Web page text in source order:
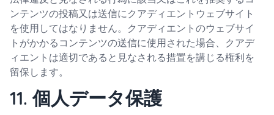
ンテンツの投稿又は送信にクアディエントウェブサイト
を使用してはなりません。クアディエントのウェブサイ
トがかかるコンテンツの送信に使用された場合、クアデ
ィエントは適切であると見なされる措置を講じる権利を
留保します。
11. 個人データ保護